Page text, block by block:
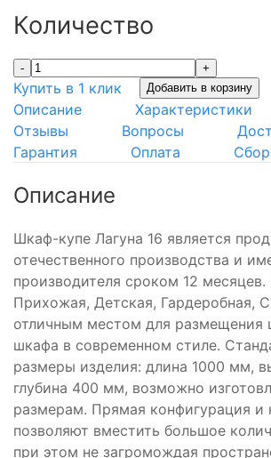
Количество
- +
Купить в 1 клик Добавить в корзину
Описание
Характеристики
Отзывы
Вопросы
Гарантия
Оплата
Описание
Шкаф-купе Лагуна 16 является
отечественного производства и
производителя сроком 12 месяцев.
Прихожая, Детская, Гардеробная,
отличным местом для размещения
шкафа в современном стиле.
размеры изделия: длина 1000 мм,
глубина 400 мм, возможно
размерам. Прямая конфигурация и
позволяют вместить большое
при этом не загромождая